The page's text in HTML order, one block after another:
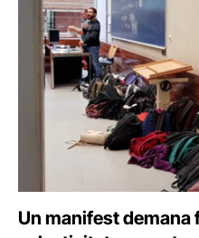
Un manifest demana